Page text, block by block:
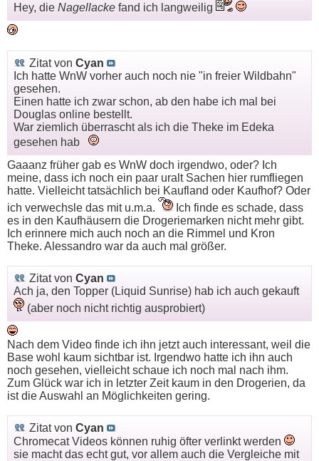
Hey, die Nagellacke fand ich langweilig
Zitat von Cyan
Ich hatte WnW vorher auch noch nie "in freier Wildbahn"
gesehen.
Einen hatte ich zwar schon, ab den habe ich mal bei
Douglas online bestellt.
War ziemlich überrascht als ich die Theke im Edeka
gesehen hab
Gaaanz früher gab es WnW doch irgendwo, oder? Ich
meine, dass ich noch ein paar uralt Sachen hier rumfliegen
hatte. Vielleicht tatsächlich bei Kaufland oder Kaufhof? Oder
ich verwechsle das mit u.m.a.
Ich finde es schade, dass
es in den Kaufhäusern die Drogeriemarken nicht mehr gibt.
Ich erinnere mich auch noch an die Rimmel und Kron
Theke. Alessandro war da auch mal größer.
Zitat von Cyan
Ach ja, den Topper (Liquid Sunrise) hab ich auch gekauft
(aber noch nicht richtig ausprobiert)
Nach dem Video finde ich ihn jetzt auch interessant, weil die
Base wohl kaum sichtbar ist. Irgendwo hatte ich ihn auch
noch gesehen, vielleicht schaue ich noch mal nach ihm.
Zum Glück war ich in letzter Zeit kaum in den Drogerien, da
ist die Auswahl an Möglichkeiten gering.
Zitat von Cyan
Chromecat Videos können ruhig öfter verlinkt werden
sie macht das echt gut, vor allem auch die Vergleiche mit